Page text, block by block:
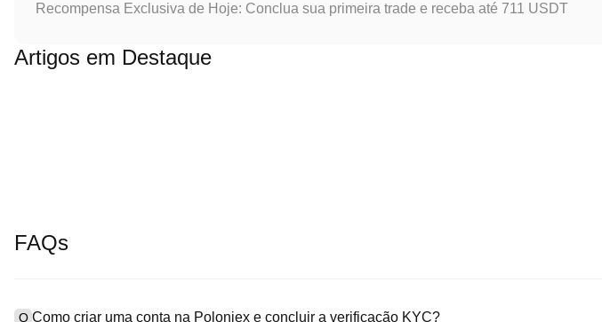
Recompensa Exclusiva de Hoje: Conclua sua primeira trade e receba até 711 USDT
Artigos em Destaque
FAQs
Q Como criar uma conta na Poloniex e concluir a verificação KYC?